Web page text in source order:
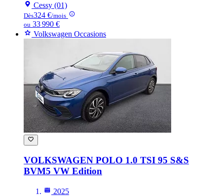
Cessy (01)
Dès324 €/mois
ou 33 990 €
Volkswagen Occasions
VOLKSWAGEN POLO 1.0 TSI 95 S&S
BVM5 VW Edition
2025